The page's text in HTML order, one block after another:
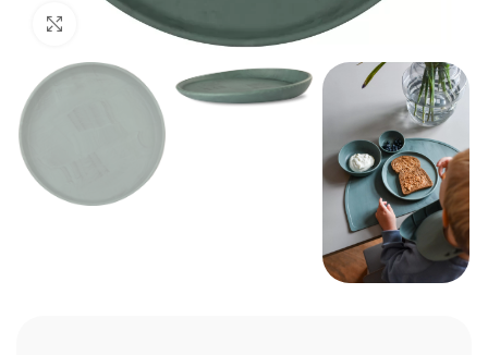
Padidinti